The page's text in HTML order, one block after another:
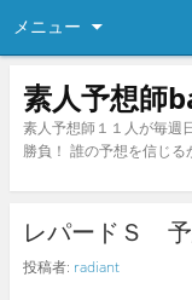
メニュー
素人予想師
素人予想師１１人が毎週
勝負！ 誰の予想を信じる
レパードＳ
投稿者: radiant